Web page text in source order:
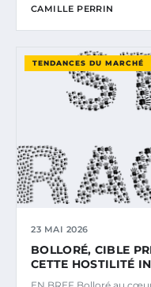
CAMILLE PERRIN
TENDANCES DU MARCHÉ
23 MAI 2026
BOLLORÉ, CIBLE
CETTE HOSTILITÉ